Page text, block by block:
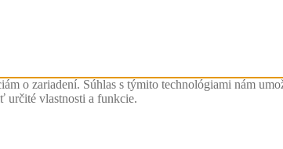
o zariadení. Súhlas s týmito technológiami nám
určité vlastnosti a funkcie.